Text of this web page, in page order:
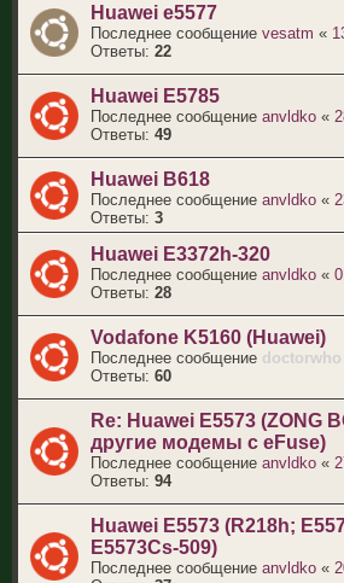
Huawei e5577
Последнее сообщение vesatm «
Ответы: 22
Huawei E5785
Последнее сообщение anvldko «
Ответы: 49
Huawei B618
Последнее сообщение anvldko «
Ответы: 3
Huawei E3372h-320
Последнее сообщение anvldko «
Ответы: 28
Vodafone K5160 (Huawei)
Последнее сообщение doctorwho
Ответы: 60
Re: Huawei E5573 (ZONG
другие модемы с eFuse)
Последнее сообщение anvldko «
Ответы: 94
Huawei E5573 (R218h;
E5573Cs-509)
Последнее сообщение anvldko «